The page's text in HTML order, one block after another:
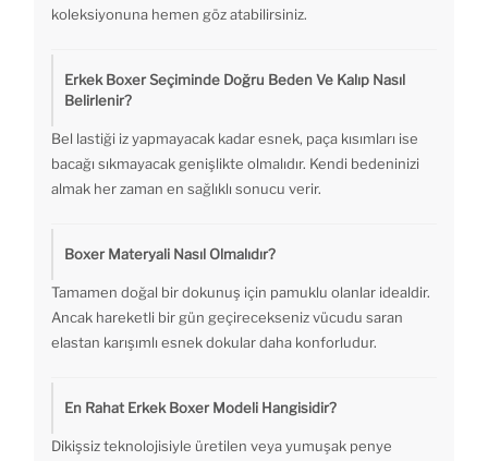
koleksiyonuna hemen göz atabilirsiniz.
Erkek Boxer Seçiminde Doğru Beden Ve Kalıp Nasıl
Belirlenir?
Bel lastiği iz yapmayacak kadar esnek, paça kısımları ise
bacağı sıkmayacak genişlikte olmalıdır. Kendi bedeninizi
almak her zaman en sağlıklı sonucu verir.
Boxer Materyali Nasıl Olmalıdır?
Tamamen doğal bir dokunuş için pamuklu olanlar idealdir.
Ancak hareketli bir gün geçirecekseniz vücudu saran
elastan karışımlı esnek dokular daha konforludur.
En Rahat Erkek Boxer Modeli Hangisidir?
Dikişsiz teknolojisiyle üretilen veya yumuşak penye